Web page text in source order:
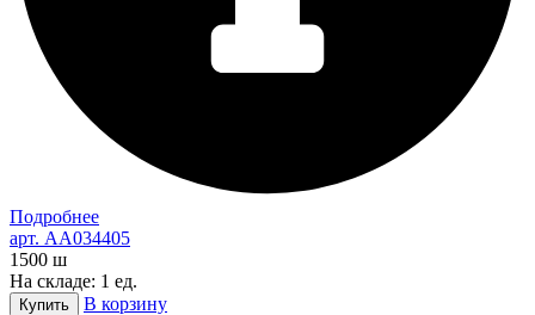
Подробнее
арт. AA034405
1500 ш
На складе: 1 ед.
Купить В корзину